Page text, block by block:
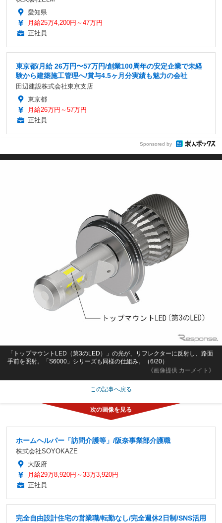
愛知県
月給25万4,200円～47万円
正社員
東京都/月給 26万円〜57万円/創業100周年の安定企業で未経
験から建築施工管理へ/賞与4.5ヶ月分実績も魅力の会社
田辺建設株式会社東京支店
東京都
月給26万円～57万円
正社員
Sponsored by
《画像提供 カーメイト》
「トップマウントLED（第3のLED）」の光が、リフレクターに反射し、路面
手前を照射。「S6000」シリーズも同様の仕組み。（6/20）
この記事へ戻る
ホームヘルパー「訪問介護等」/阪奈事業部介護職
株式会社SOYOKAZE
大阪府
月給29万8,920円～33万3,920円
正社員
完全自由設計住宅の営業職/転勤なし/完全週休2日制/SNS活用